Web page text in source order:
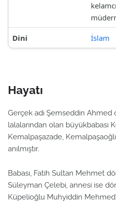
Dini İslam
Hayatı
Gerçek adı Şemseddin Ahmed
lalalarından olan büyükbabası
Kemalpaşazade,
anılmıştır.
Babası, Fatih Sultan Mehmet
Süleyman Çelebi, annesi ise
Küpelioğlu Muhyiddin